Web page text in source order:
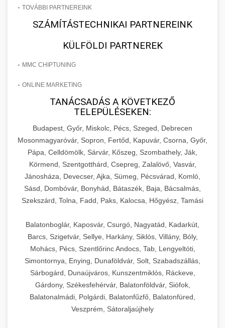
- TOVÁBBI PARTNEREINK
SZÁMÍTÁSTECHNIKAI PARTNEREINK
KÜLFÖLDI PARTNEREK
- MMC CHIPTUNING
- ONLINE MARKETING
TANÁCSADÁS A KÖVETKEZŐ
TELEPÜLÉSEKEN:
Budapest, Győr, Miskolc, Pécs, Szeged, Debrecen
Mosonmagyaróvár, Sopron, Fertőd, Kapuvár, Csorna, Győr,
Pápa, Celldömölk, Sárvár, Kőszeg, Szombathely, Ják,
Körmend, Szentgotthárd, Csepreg, Zalalövő, Vasvár,
Jánosháza, Devecser, Ajka, Sümeg, Pécsvárad, Komló,
Sásd, Dombóvár, Bonyhád, Bátaszék, Baja, Bácsalmás,
Szekszárd, Tolna, Fadd, Paks, Kalocsa, Hőgyész, Tamási
Balatonboglár, Kaposvár, Csurgó, Nagyatád, Kadarkút,
Barcs, Szigetvár, Sellye, Harkány, Siklós, Villány, Bóly,
Mohács, Pécs, Szentlőrinc Andocs, Tab, Lengyeltóti,
Simontornya, Enying, Dunaföldvár, Solt, Szabadszállás,
Sárbogárd, Dunaújváros, Kunszentmiklós, Ráckeve,
Gárdony, Székesfehérvár, Balatonföldvár, Siófok,
Balatonalmádi, Polgárdi, Balatonfűzfő, Balatonfüred,
Veszprém, Sátoraljaújhely